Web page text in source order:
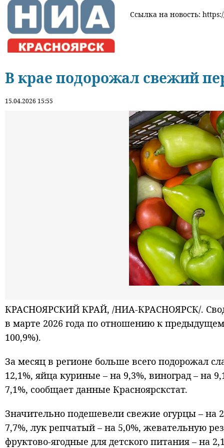
Ссылка на новость:
В крае подорожал свежий
15.04.2026 15:55
КРАСНОЯРСКИЙ КРАЙ, /НИА-КРАСНОЯРСК/.
в марте 2026 года по отношению к
100,9%).
За месяц в регионе больше всего подорожал
12,1%, яйца куриные – на 9,3%, виноград – на
7,1%, сообщает данные Красноярскстат.
Значительно подешевели свежие огурцы –
7,7%, лук репчатый – на 5,0%, жевательную
фруктово-ягодные для детского питания – на